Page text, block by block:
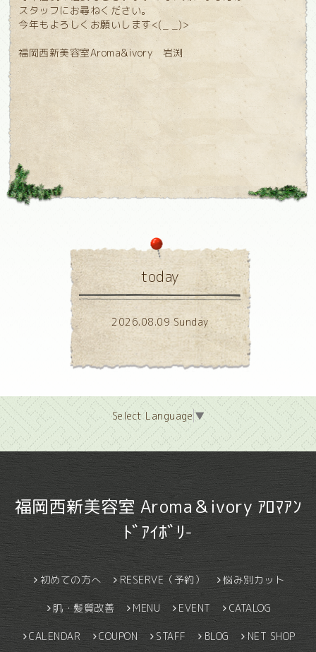
スタッフにお尋ねください。
今年もよろしくお願いします<(_ _)>
福岡西新美容室Aroma&ivory 岩渕
today
2026.08.09 Sunday
Select Language ▼
福岡西新美容室 Aroma＆ivory ｱﾛﾏｱﾝ
ﾄﾞｱｲﾎﾞﾘ-
初めての方へ RESERVE（予約） 悩み別カット
肌・髪質改善 MENU EVENT CATALOG
CALENDAR COUPON STAFF BLOG NET SHOP